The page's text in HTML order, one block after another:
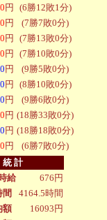
円
(6勝12敗1分)
円
(7勝7敗0分)
円
(7勝13敗0分)
円
(7勝10敗0分)
円
(9勝5敗0分)
円
(8勝10敗0分)
円
(9勝6敗0分)
円 (18勝33敗0分)
円 (18勝18敗0分)
円
(6勝7敗0分)
統 計
給
676円
間
4164.5時間
額
16093円